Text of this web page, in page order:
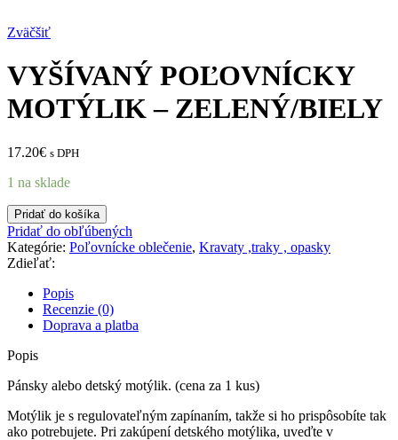
Zväčšiť
VYŠÍVANÝ POĽOVNÍCKY
MOTÝLIK – ZELENÝ/BIELY
17.20€ s DPH
1 na sklade
množstvo
VYŠÍVANÝ
POĽOVNÍCKY
MOTÝLIK
ZELENÝ/BIELY
Pridať do košíka
Pridať do obľúbených
Kategórie: Poľovnícke oblečenie, Kravaty ,traky , opasky
Zdieľať:
Popis
Recenzie (0)
Doprava a platba
Popis
Pánsky alebo detský motýlik. (cena za 1 kus)
Motýlik je s regulovateľným zapínaním, takže si ho prispôsobíte tak
ako potrebujete. Pri zakúpení detského motýlika, uveďte v